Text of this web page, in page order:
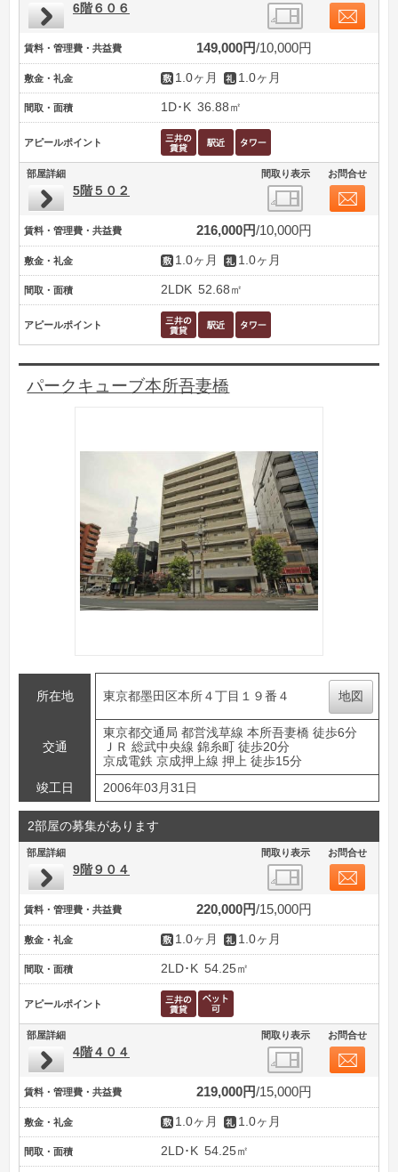
6階６０６
賃料・管理費・共益費 149,000円 10,000円
敷金・礼金 1.0ヶ月 1.0ヶ月
間取・面積 1D･K 36.88㎡
アピールポイント
部屋詳細 間取り表示 お問合せ
5階５０２
賃料・管理費・共益費 216,000円 10,000円
敷金・礼金 1.0ヶ月 1.0ヶ月
間取・面積 2LDK 52.68㎡
アピールポイント
パークキューブ本所吾妻橋
所在地 東京都墨田区本所４丁目１９番４ 地図
交通
東京都交通局 都営浅草線 本所吾妻橋 徒歩6分
ＪＲ 総武中央線 錦糸町 徒歩20分
京成電鉄 京成押上線 押上 徒歩15分
竣工日
2006年03月31日
2部屋の募集があります
部屋詳細 間取り表示 お問合せ
9階９０４
賃料・管理費・共益費 220,000円 15,000円
敷金・礼金 1.0ヶ月 1.0ヶ月
間取・面積 2LD･K 54.25㎡
アピールポイント
部屋詳細 間取り表示 お問合せ
4階４０４
賃料・管理費・共益費 219,000円 15,000円
敷金・礼金 1.0ヶ月 1.0ヶ月
間取・面積 2LD･K 54.25㎡